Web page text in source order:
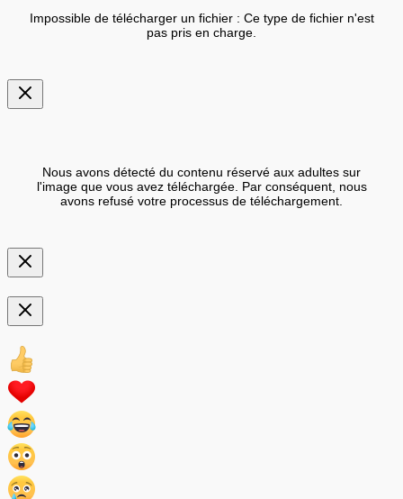
Impossible de télécharger un fichier : Ce type de fichier n'est
pas pris en charge.
Nous avons détecté du contenu réservé aux adultes sur
l'image que vous avez téléchargée. Par conséquent, nous
avons refusé votre processus de téléchargement.